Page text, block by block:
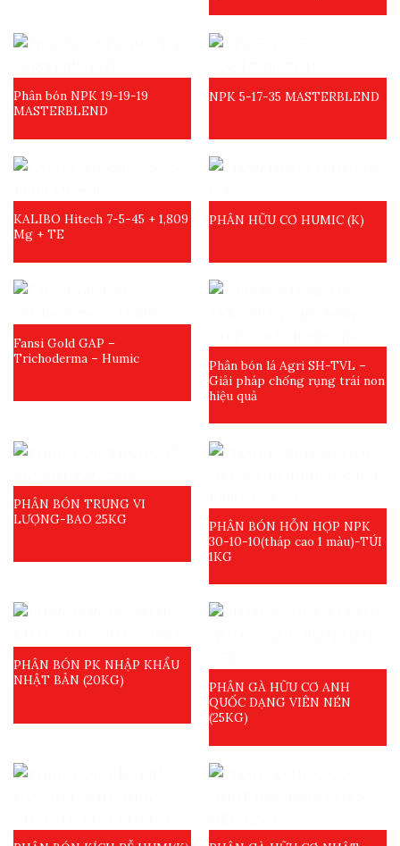
Phân bón NPK 19-19-19
MASTERBLEND
NPK 5-17-35 MASTERBLEND
KALIBO Hitech 7-5-45 + 1,809
Mg + TE
PHÂN HỮU CƠ HUMIC (K)
Fansi Gold GAP –
Trichoderma – Humic
Phân bón lá Agri SH-TVL –
Giải pháp chống rụng trái non
hiệu quả
PHÂN BÓN TRUNG VI
LƯỢNG-BAO 25KG
PHÂN BÓN HỖN HỢP NPK
30-10-10(tháp cao 1 màu)-TÚI
1KG
PHÂN BÓN PK NHẬP KHẨU
NHẬT BẢN (20KG)
PHÂN GÀ HỮU CƠ ANH
QUỐC DẠNG VIÊN NÉN
(25KG)